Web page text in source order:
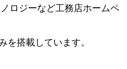
ロジーなど工務店ホームペ
を搭載しています。